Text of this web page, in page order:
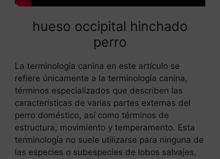
hueso occipital hinchado
perro
La terminología canina en este artículo se
refiere únicamente a la terminología canina,
términos especializados que describen las
características de varias partes externas del
perro doméstico, así como términos de
estructura, movimiento y temperamento. Esta
terminología no suele utilizarse para ninguna de
las especies o subespecies de lobos salvajes,